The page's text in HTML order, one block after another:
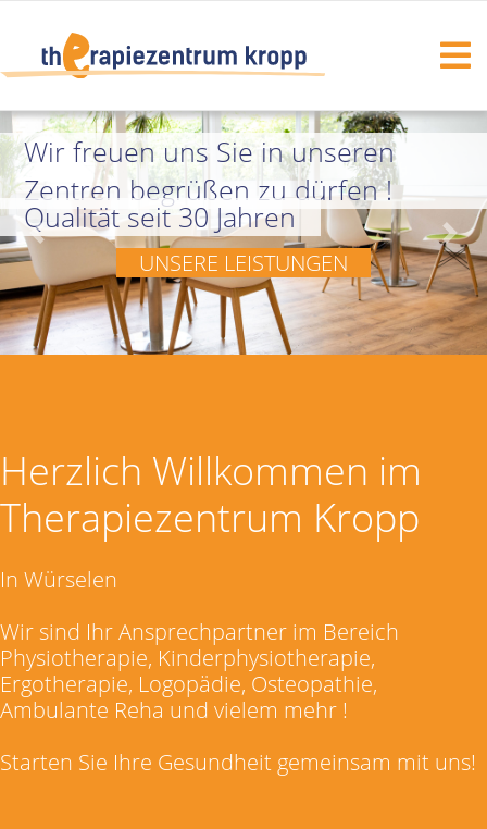
Wir freuen uns Sie in unseren
Zentren begrüßen zu dürfen !
Qualität seit 30 Jahren
UNSERE LEISTUNGEN
Previous
Herzlich Willkommen im
Therapiezentrum Kropp
In Würselen
Wir sind Ihr Ansprechpartner im Bereich
Physiotherapie, Kinderphysiotherapie,
Ergotherapie, Logopädie, Osteopathie,
Ambulante Reha und vielem mehr !
Starten Sie Ihre Gesundheit gemeinsam mit uns!